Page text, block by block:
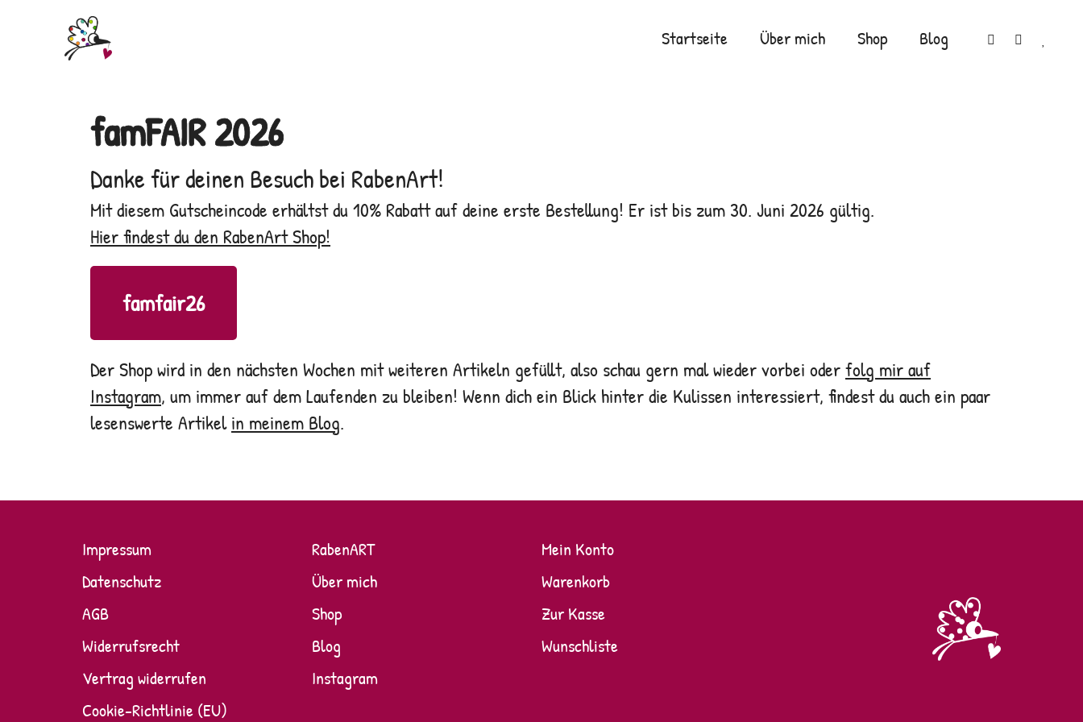
Startseite Über mich Shop Blog
famFAIR 2026
Danke für deinen Besuch bei RabenArt!
Mit diesem Gutscheincode erhältst du 10% Rabatt auf deine erste Bestellung! Er ist bis zum 30. Juni 2026 gültig.
Hier findest du den RabenArt Shop!
famfair26
Der Shop wird in den nächsten Wochen mit weiteren Artikeln gefüllt, also schau gern mal wieder vorbei oderfolg mir auf
Instagram, um immer auf dem Laufenden zu bleiben! Wenn dich ein Blick hinter die Kulissen interessiert, findest du auch ein paar
lesenswerte Artikelin meinem Blog.
Impressum
Datenschutz
AGB
Widerrufsrecht
Vertrag widerrufen
Cookie-Richtlinie (EU)
RabenART
Über mich
Shop
Blog
Instagram
Mein Konto
Warenkorb
Zur Kasse
Wunschliste